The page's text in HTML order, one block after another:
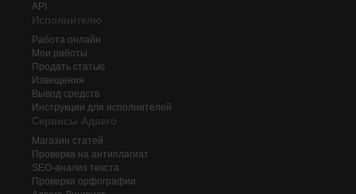
API
Исполнителю
Работа онлайн
Мои работы
Продать статью
Извещения
Вывод средств
Инструкции для исполнителей
Сервисы Адвего
Магазин статей
Проверка на антиплагиат
SEO-анализ текста
Проверка орфографии